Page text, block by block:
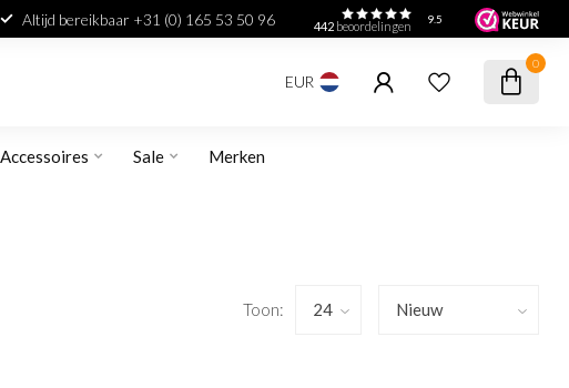
Altijd bereikbaar +31 (0) 165 53 50 96 442beoordelingen
9.5
EUR
0
Accessoires Sale Merken
Toon: